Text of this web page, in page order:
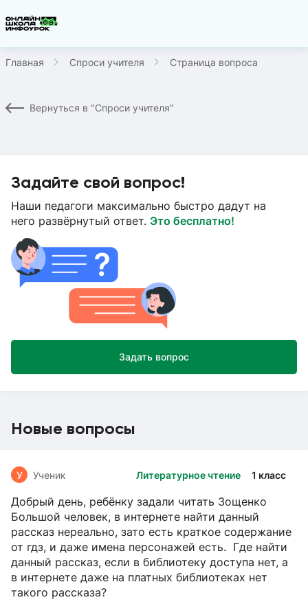
Главная Спроси учителя Страница вопроса
Вернуться в "Спроси учителя"
Задайте свой вопрос!
Наши педагоги максимально быстро дадут на
него развёрнутый ответ. Это бесплатно!
Задать вопрос
Новые вопросы
Литературное чтение 1 класс
У Ученик
Добрый день, ребёнку задали читать Зощенко
Большой человек, в интернете найти данный
рассказ нереально, зато есть краткое содержание
от гдз, и даже имена персонажей есть. Где найти
данный рассказ, если в библиотеку доступа нет, а
в интернете даже на платных библиотеках нет
такого рассказа?